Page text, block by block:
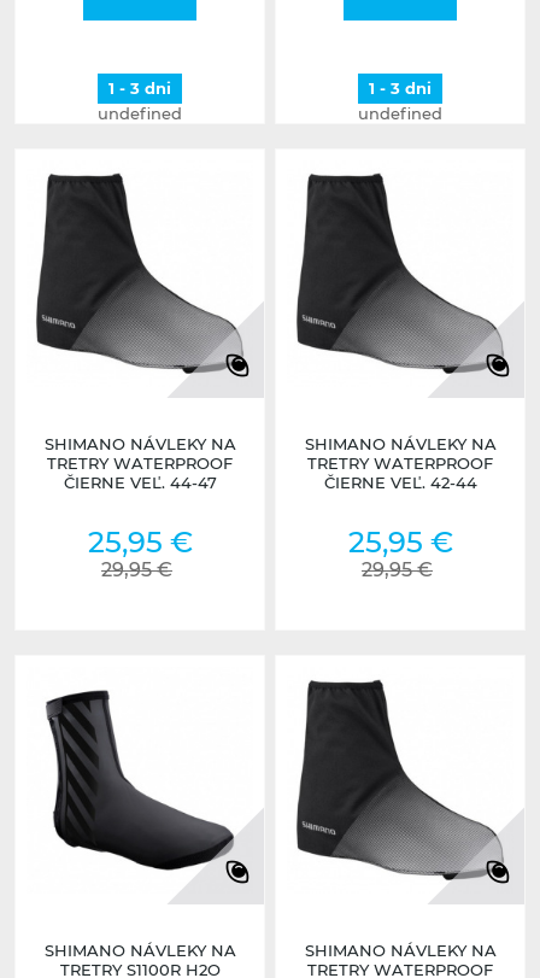
1 - 3 dni
undefined
1 - 3 dni
undefined
SHIMANO NÁVLEKY NA
TRETRY WATERPROOF
ČIERNE VEĽ. 44-47
25,95 €
29,95 €
SHIMANO NÁVLEKY NA
TRETRY WATERPROOF
ČIERNE VEĽ. 42-44
25,95 €
29,95 €
SHIMANO NÁVLEKY NA
TRETRY S1100R H2O
SHIMANO NÁVLEKY NA
TRETRY WATERPROOF